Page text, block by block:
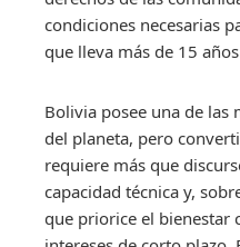
condiciones necesarias
que lleva más de 15
Bolivia posee una de las
del planeta, pero
requiere más que
capacidad técnica y,
que priorice el bienestar